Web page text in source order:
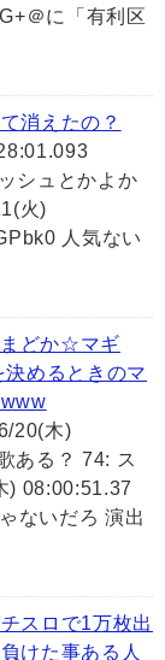
＠に「有利区
消えたの？
シュとかよか
火)
人気ない
どか☆マギ
めるときのマ
20(木)
ある？ 74: ス
) 08:00:51.37
ないだろ 演出
スロで1万枚出
けた事ある人